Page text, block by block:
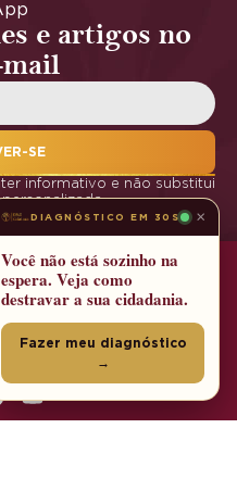
e artigos no
mail
SE
informativo e não substitui
DIAGNÓSTICO EM 30S ×
Você não está sozinho na
espera. Veja como
destravar a sua cidadania.
Fazer meu diagnóstico
→